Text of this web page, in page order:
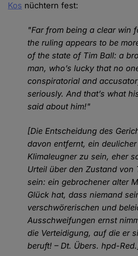
Kos nüchtern fest:
"Far from being a clear win
the ruling appears to be
of the state of Tim Ball: a
man, who’s lucky that no
conspiratorial and
seriously. And that’s what
said about him!"
[Die Entscheidung des
davon entfernt, ein
Klimaleugner zu sein, eher
Urteil über den Zustand von
sein: ein gebrochener alter
Glück hat, dass niemand
verschwörerischen und
Ausschweifungen ernst
die Verteidigung, auf die er
beruft! – Dt. Übers. hpd-